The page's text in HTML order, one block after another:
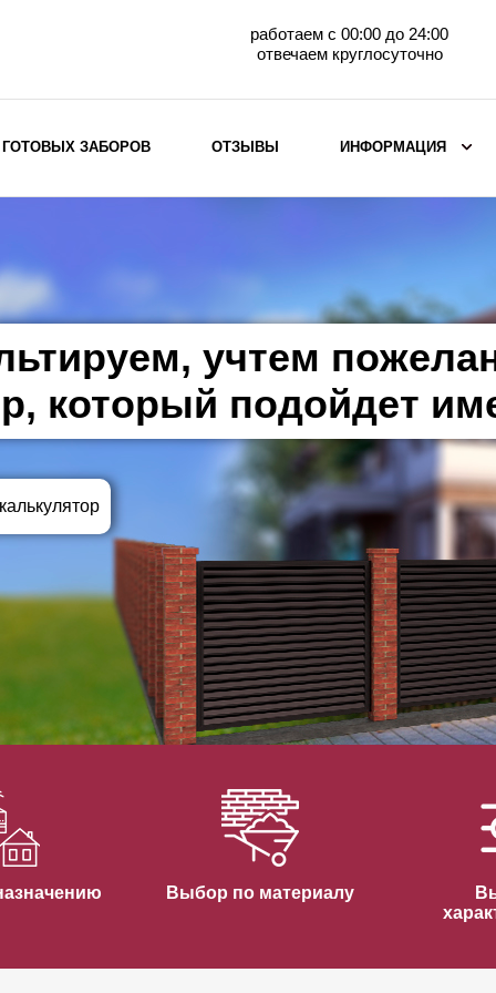
работаем с 00:00 до 24:00
отвечаем круглосуточно
горизонтального
Металлические заборы для дачи
Забор жалюзи с кирпичными столбами
Металлические заборы
Металлические ограждения
ВЫБОР ПО ХАРАКТЕРИСТИКАМ
Горизонтальные заборы
Высокие заборы
Красивые, дизайнерские заборы
ВЫБОР ПО СПОСОБУ МОНТАЖА
Заборы под ключ
Готовые заборы
Быстровозводимые заборы
ЗАБОРОВ ОТЗЫВЫ ИНФОРМАЦИЯ
учтем
который подойдет
Выбор по материалу